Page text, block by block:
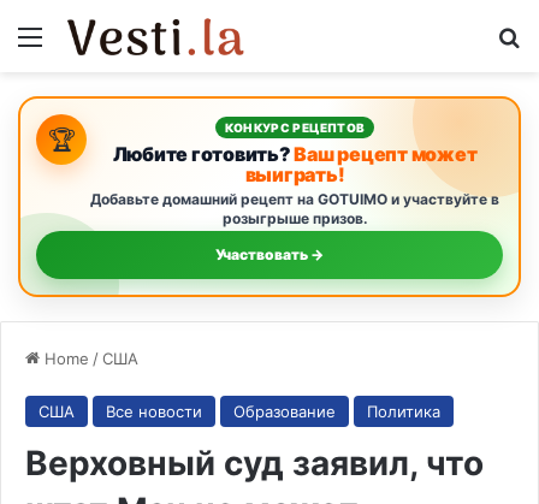
Menu
🏆 КОНКУРС РЕЦЕПТОВ
Любите готовить?Ваш рецепт может
выиграть!
Добавьте домашний рецепт на GOTUIMO и участвуйте в
розыгрыше призов.
Участвовать →
Home /США
США Все новости Образование Политика
Верховный суд заявил, что